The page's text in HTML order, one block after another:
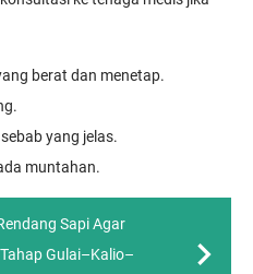
berat dan menetap.
yang jelas.
muntahan.
Sapi Agar
Gulai–Kalio–